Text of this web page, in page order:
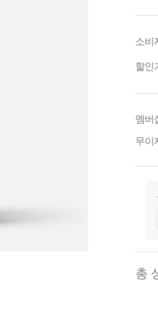
소비
할인
멤버
무이
총